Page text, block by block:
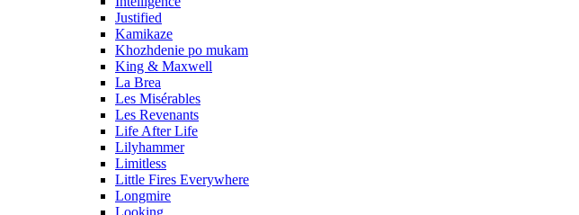
Justified
Kamikaze
Khozhdenie po mukam
King & Maxwell
La Brea
Les Misérables
Les Revenants
Life After Life
Lilyhammer
Limitless
Little Fires Everywhere
Longmire
Looking